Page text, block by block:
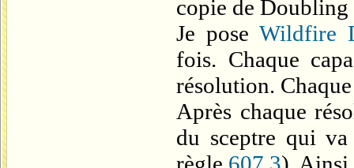
copie de Doubling
Je pose Wildfire
fois. Chaque
résolution.
Après chaque
du sceptre qui